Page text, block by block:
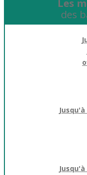
Les
des